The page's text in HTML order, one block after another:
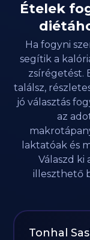
Ételek
Ha fogyni
segítik a
zsírégetést.
találsz,
jó választás
az
laktatóak és
Válaszd ki
illeszthető
Tonhal